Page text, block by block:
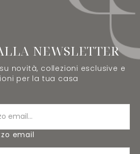
NEWSLETTER
novità, collezioni esclusive e
per la tua casa
email